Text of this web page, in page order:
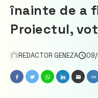
înainte de a
Proiectul,
REDACTOR GENEZA